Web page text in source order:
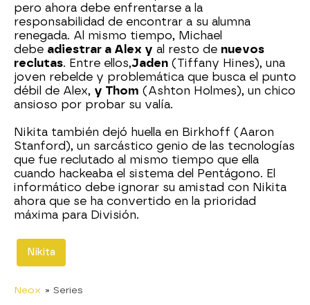
pero ahora debe enfrentarse a la
responsabilidad de encontrar a su alumna
renegada. Al mismo tiempo, Michael
debe adiestrar a Alex y al resto de nuevos
reclutas. Entre ellos,Jaden (Tiffany Hines), una
joven rebelde y problemática que busca el punto
débil de Alex, y Thom (Ashton Holmes), un chico
ansioso por probar su valía.
Nikita también dejó huella en Birkhoff (Aaron
Stanford), un sarcástico genio de las tecnologías
que fue reclutado al mismo tiempo que ella
cuando hackeaba el sistema del Pentágono. El
informático debe ignorar su amistad con Nikita
ahora que se ha convertido en la prioridad
máxima para División.
Nikita
Neox » Series